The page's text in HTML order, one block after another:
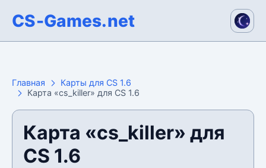
CS-Games.net
Главная
Карты для CS 1.6
Карта «cs_killer» для CS 1.6
Карта «cs_killer» для
CS 1.6